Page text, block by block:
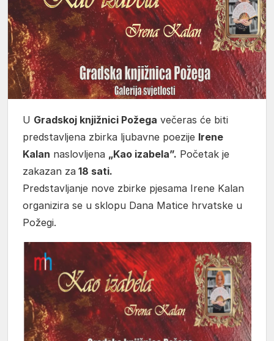
U Gradskoj knjižnici Požega večeras će biti
predstavljena zbirka ljubavne poezije Irene
Kalan naslovljena „Kao izabela”. Početak je
zakazan za 18 sati.
Predstavljanje nove zbirke pjesama Irene Kalan
organizira se u sklopu Dana Matice hrvatske u
Požegi.